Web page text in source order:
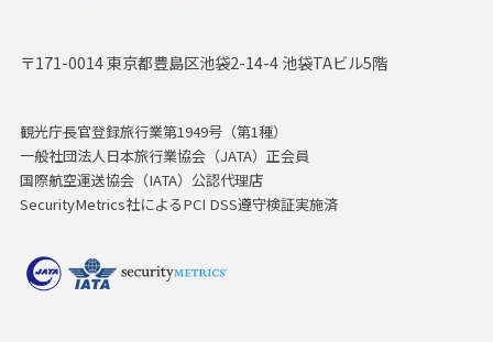
〒171-0014 東京都豊島区池袋2-14-4 池袋TAビル5階
観光庁長官登録旅行業第1949号（第1種）
一般社団法人日本旅行業協会（JATA）正会員
国際航空運送協会（IATA）公認代理店
SecurityMetrics社によるPCI DSS遵守検証実施済